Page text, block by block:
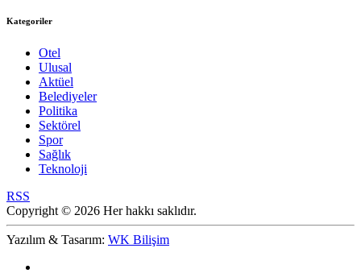
Kategoriler
Otel
Ulusal
Aktüel
Belediyeler
Politika
Sektörel
Spor
Sağlık
Teknoloji
RSS
Copyright © 2026 Her hakkı saklıdır.
Yazılım & Tasarım: WK Bilişim